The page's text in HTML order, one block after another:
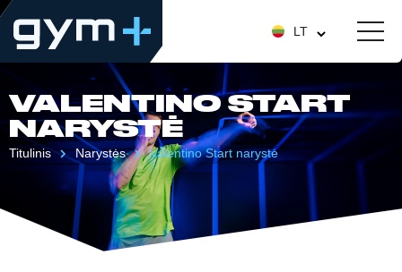
LT
VALENTINO START
NARYSTĖ
Titulinis Narystės Valentino Start narystė